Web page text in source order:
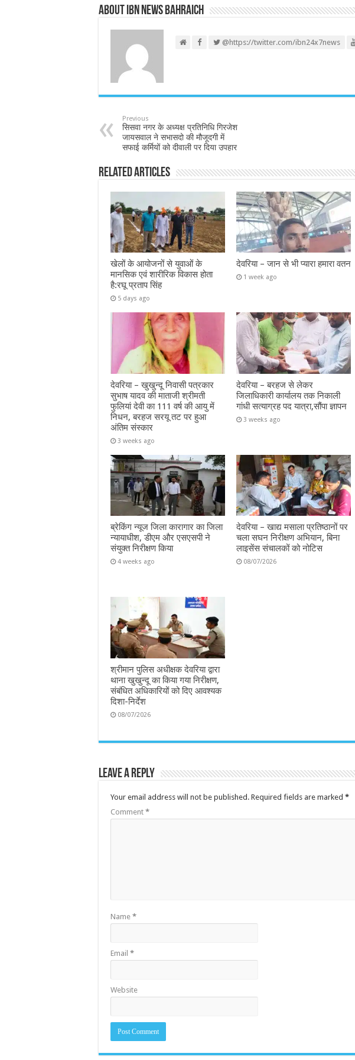
About IBN NEWS BAHRAICH
@https://twitter.com/ibn24x7news
Previous
सिसवा नगर के अध्यक्ष प्रतिनिधि गिरजेश
जायसवाल ने सभासदो की मौजूदगी में
सफाई कर्मियों को दीवाली पर दिया उपहार
Related Articles
खेलों के आयोजनों से युवाओं के
मानसिक एवं शारीरिक विकास होता
है:रघू प्रताप सिंह
5 days ago
देवरिया – जान से भी प्यारा हमारा वतन
1 week ago
देवरिया – खुखुन्दू निवासी पत्रकार
सुभाष यादव की माताजी श्रीमती
फुलियां देवी का 111 वर्ष की आयु में
निधन, बरहज सरयू तट पर हुआ
अंतिम संस्कार
3 weeks ago
देवरिया – बरहज से लेकर
जिलाधिकारी कार्यालय तक निकाली
गांधी सत्याग्रह पद यात्रा,सौंपा ज्ञापन
3 weeks ago
ब्रेकिंग न्यूज जिला कारागार का जिला
न्यायाधीश, डीएम और एसएसपी ने
संयुक्त निरीक्षण किया
4 weeks ago
देवरिया – खाद्य मसाला प्रतिष्ठानों पर
चला सघन निरीक्षण अभियान, बिना
लाइसेंस संचालकों को नोटिस
08/07/2026
श्रीमान पुलिस अधीक्षक देवरिया द्वारा
थाना खुखुन्दू का किया गया निरीक्षण,
संबंधित अधिकारियों को दिए आवश्यक
दिशा-निर्देश
08/07/2026
Leave a Reply
Your email address will not be published. Required fields are marked *
Comment *
Name *
Email *
Website